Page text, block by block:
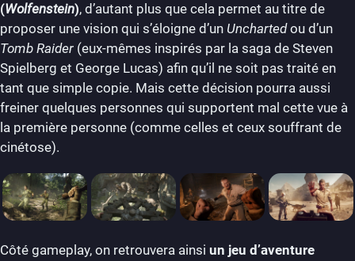
(Wolfenstein), d’autant plus que cela permet au titre de
proposer une vision qui s’éloigne d’un Unchartedou d’un
Tomb Raider (eux-mêmes inspirés par la saga de Steven
Spielberg et George Lucas) afin qu’il ne soit pas traité en
tant que simple copie. Mais cette décision pourra aussi
freiner quelques personnes qui supportent mal cette vue à
la première personne (comme celles et ceux souffrant de
cinétose).
Côté gameplay, on retrouvera ainsi un jeu d’aventure